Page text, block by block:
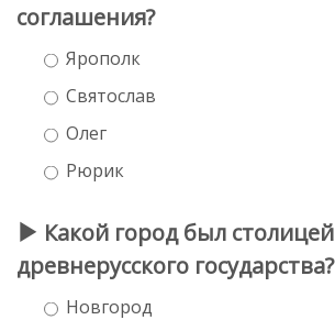
соглашения?
Ярополк
Святослав
Олег
Рюрик
Какой город был столицей
древнерусского государства?
Новгород